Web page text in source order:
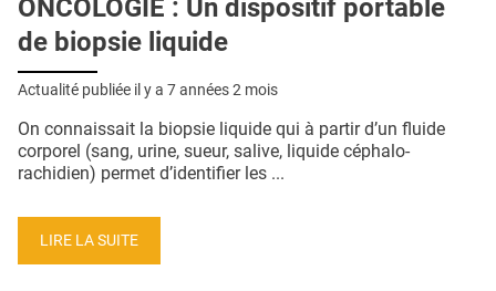
E-REVUE SAD
QUI SOMMES-NOUS ?
CONDITIONS GÉNÉRALES
en
ONCOLOGIE : Un dispositif portable
de biopsie liquide
Actualité publiée il y a 7 années 2 mois
On connaissait la biopsie liquide qui à partir d’un fluide
corporel (sang, urine, sueur, salive, liquide céphalo-
rachidien) permet d’identifier les ...
LIRE LA SUITE